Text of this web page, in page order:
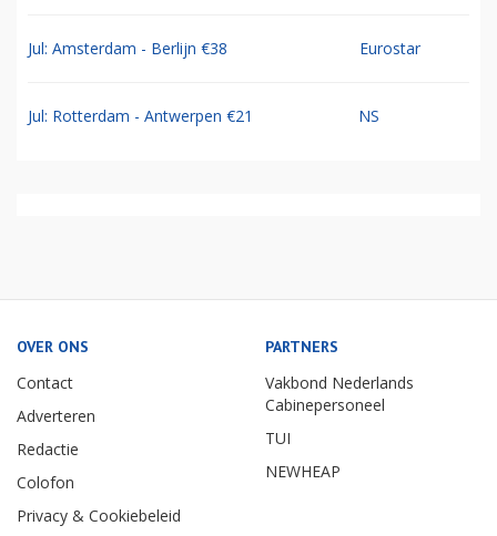
Jul: Amsterdam - Berlijn €38 Eurostar
Jul: Rotterdam - Antwerpen €21 NS
OVER ONS
Contact
Adverteren
Redactie
Colofon
Privacy & Cookiebeleid
PARTNERS
Vakbond Nederlands
Cabinepersoneel
TUI
NEWHEAP